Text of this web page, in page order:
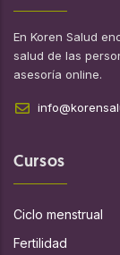
En Koren Salud
salud de las
asesoría online.
Cursos
Ciclo menstrual
Fertilidad